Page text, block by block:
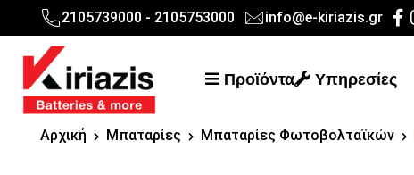
2105739000 - 2105753000 info@e-kiriazis.gr
Προϊόντα Υπηρεσίες
Αρχική Μπαταρίες Μπαταρίες Φωτοβολταϊκών